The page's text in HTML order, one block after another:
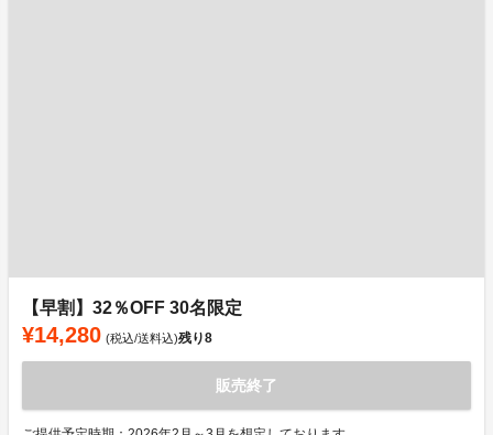
【早割】32％OFF 30名限定
¥14,280 (税込/送料込)残り8
販売終了